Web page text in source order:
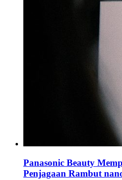
Panasonic Beauty
Penjagaan Rambut